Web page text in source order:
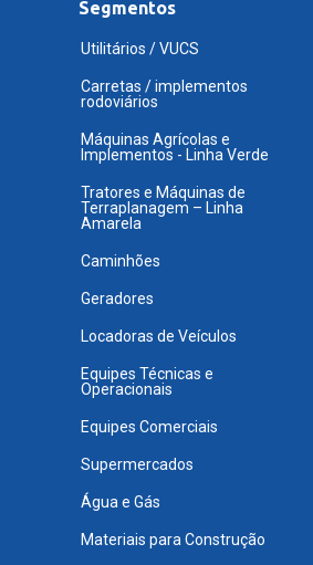
Segmentos
Utilitários / VUCS
Carretas / implementos
rodoviários
Máquinas Agrícolas e
Implementos - Linha Verde
Tratores e Máquinas de
Terraplanagem – Linha
Amarela
Caminhões
Geradores
Locadoras de Veículos
Equipes Técnicas e
Operacionais
Equipes Comerciais
Supermercados
Água e Gás
Materiais para Construção